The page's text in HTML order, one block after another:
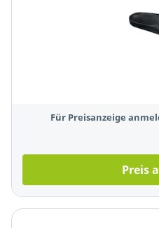
Für Preisanzeige
Preis